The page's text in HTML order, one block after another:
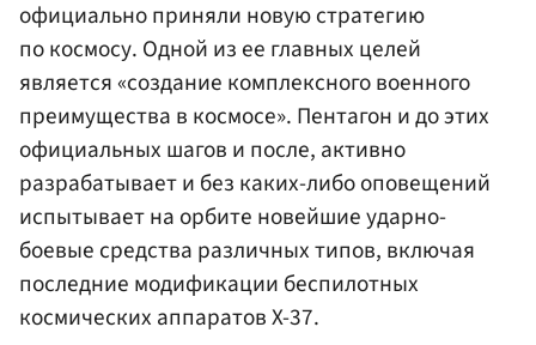
официально приняли новую стратегию
по космосу. Одной из ее главных целей
является «создание комплексного военного
преимущества в космосе». Пентагон и до этих
официальных шагов и после, активно
разрабатывает и без каких-либо оповещений
испытывает на орбите новейшие ударно-
боевые средства различных типов, включая
последние модификации беспилотных
космических аппаратов X-37.